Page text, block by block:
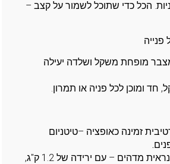
הכל כדי שתוכל לשמור על קצב –
פנייה
מופחת משקל ושלדה יעילה
זמינה כאופציה –טיטניום
.
מדהים – עם ירידה של 1.2 ק"ג,